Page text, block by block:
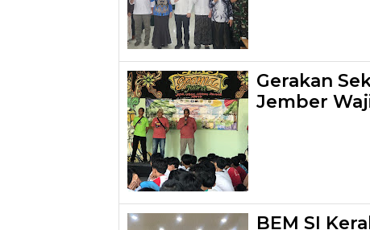
Gerakan
Jember
BEM SI